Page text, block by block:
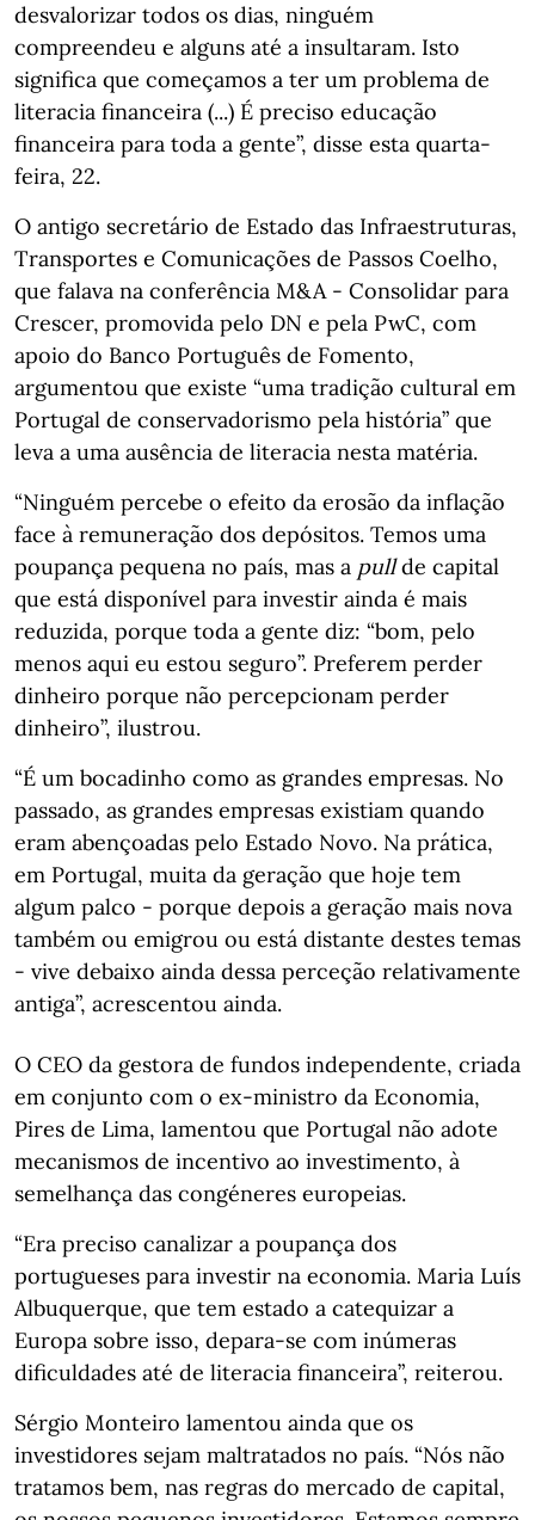
desvalorizar todos os dias, ninguém
compreendeu e alguns até a insultaram. Isto
significa que começamos a ter um problema de
literacia financeira (...) É preciso educação
financeira para toda a gente”, disse esta quarta-
feira, 22.
O antigo secretário de Estado das Infraestruturas,
Transportes e Comunicações de Passos Coelho,
que falava na conferência M&A - Consolidar para
Crescer, promovida pelo DN e pela PwC, com
apoio do Banco Português de Fomento,
argumentou que existe “uma tradição cultural em
Portugal de conservadorismo pela história” que
leva a uma ausência de literacia nesta matéria.
“Ninguém percebe o efeito da erosão da inflação
face à remuneração dos depósitos. Temos uma
poupança pequena no país, mas a pullde capital
que está disponível para investir ainda é mais
reduzida, porque toda a gente diz: “bom, pelo
menos aqui eu estou seguro”. Preferem perder
dinheiro porque não percepcionam perder
dinheiro”, ilustrou.
“É um bocadinho como as grandes empresas. No
passado, as grandes empresas existiam quando
eram abençoadas pelo Estado Novo. Na prática,
em Portugal, muita da geração que hoje tem
algum palco - porque depois a geração mais nova
também ou emigrou ou está distante destes temas
- vive debaixo ainda dessa perceção relativamente
antiga”, acrescentou ainda.
O CEO da gestora de fundos independente, criada
em conjunto com o ex-ministro da Economia,
Pires de Lima, lamentou que Portugal não adote
mecanismos de incentivo ao investimento, à
semelhança das congéneres europeias.
“Era preciso canalizar a poupança dos
portugueses para investir na economia. Maria Luís
Albuquerque, que tem estado a catequizar a
Europa sobre isso, depara-se com inúmeras
dificuldades até de literacia financeira”, reiterou.
Sérgio Monteiro lamentou ainda que os
investidores sejam maltratados no país. “Nós não
tratamos bem, nas regras do mercado de capital,